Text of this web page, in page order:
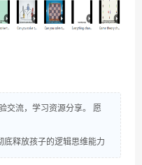
交流，学习资源分享。 愿
底释放孩子的逻辑思维能力